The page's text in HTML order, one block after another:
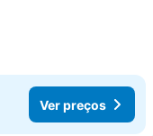
Ver preços